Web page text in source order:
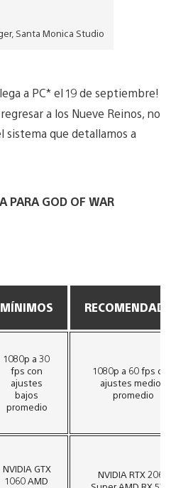
Santa Monica Studio
a PC* el 19 de septiembre!
a los Nueve Reinos, no
sistema que detallamos a
PARA GOD OF WAR
MÍNIMOS
1080p a 30
fps con
ajustes
bajos
promedio
1080p a 60 fps
ajustes medios
promedio
NVIDIA GTX
1060 AMD
NVIDIA RTX 2060